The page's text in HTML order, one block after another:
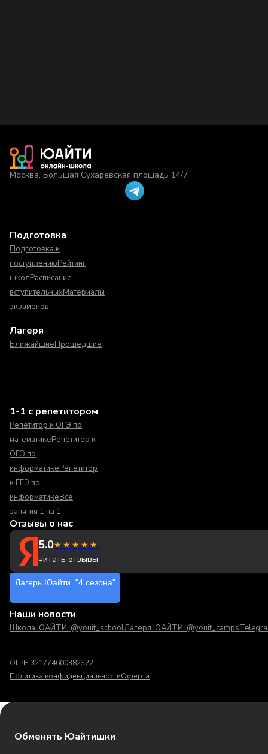
Москва, Большая Сухаревская площадь 14/7
Подготовка
Подготовка к
поступлениюРейтинг
школРасписание
вступительныхМатериалы
экзаменов
Лагеря
БлижайшиеПрошедшие
1-1 с репетитором
Репетитор к ОГЭ по
математикеРепетитор к
ОГЭ по
информатикеРепетитор
к ЕГЭ по
информатикеВсе
занятия 1 на 1
Отзывы о нас
5.0★★★★★
читать отзывы
Лагерь Юайти. "4 сезона"
Наши новости
Школа ЮАЙТИ: @youit_schoolЛагеря ЮАЙТИ: @youit_camps
ОГРН 321774600382322
Политика конфиденциальностиОферта
Обменять Юайтишки